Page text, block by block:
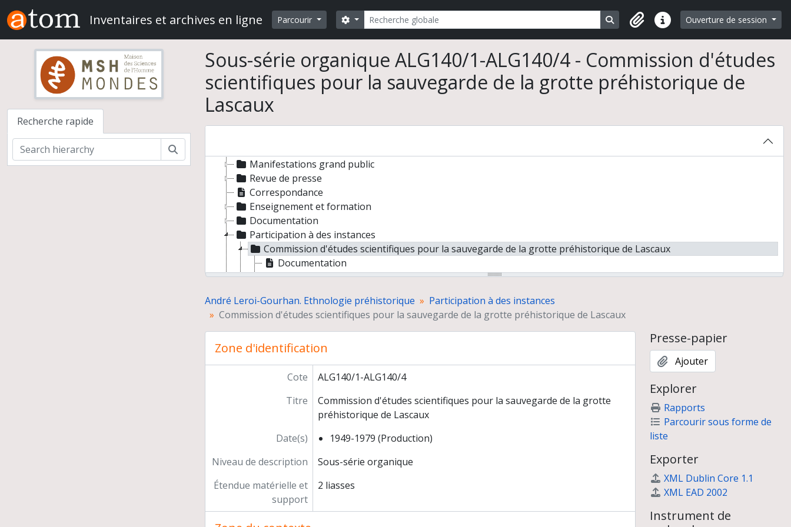
Skip to main content
Inventaires et archives en ligne Parcourir Rechercher
Search options Search in browse page
Liens rapidesOuverture de session
Recherche rapide
Sous-série organique ALG140/1-ALG140/4 - Commission d'études
scientifiques pour la sauvegarde de la grotte préhistorique de
Lascaux
André Leroi-Gourhan. Ethnologie préhistorique
Manifestations grand public
Revue de presse
Correspondance
Enseignement et formation
Documentation
Participation à des instances
Commission d'études scientifiques pour la sauvegarde de la grotte préhistorique de Lascaux
Documentation
Réunions
Expertise d'André Leroi-Gourhan
Comité technique de la recherche archéologique française
Commission des grottes ornées (Commission supérieure des monuments historiques)
Comité directeur de l’Institut d’ethnologie
Centre de recherches d'écologie humaine et de préhistoire
André Leroi-Gourhan. Ethnologie préhistorique
Participation à des instances
Commission d'études scientifiques pour la sauvegarde de la grotte préhistorique de Lascaux
Zone d'identification
Cote
ALG140/1-ALG140/4
Titre
Commission d'études scientifiques pour la sauvegarde de la grotte
préhistorique de Lascaux
Date(s)
1949-1979 (Production)
Niveau de description
Sous-série organique
Étendue matérielle et
support
2 liasses
Presse-papier
Ajouter
Explorer
Rapports
Parcourir sous forme de
liste
Exporter
XML Dublin Core 1.1
XML EAD 2002
Instrument de